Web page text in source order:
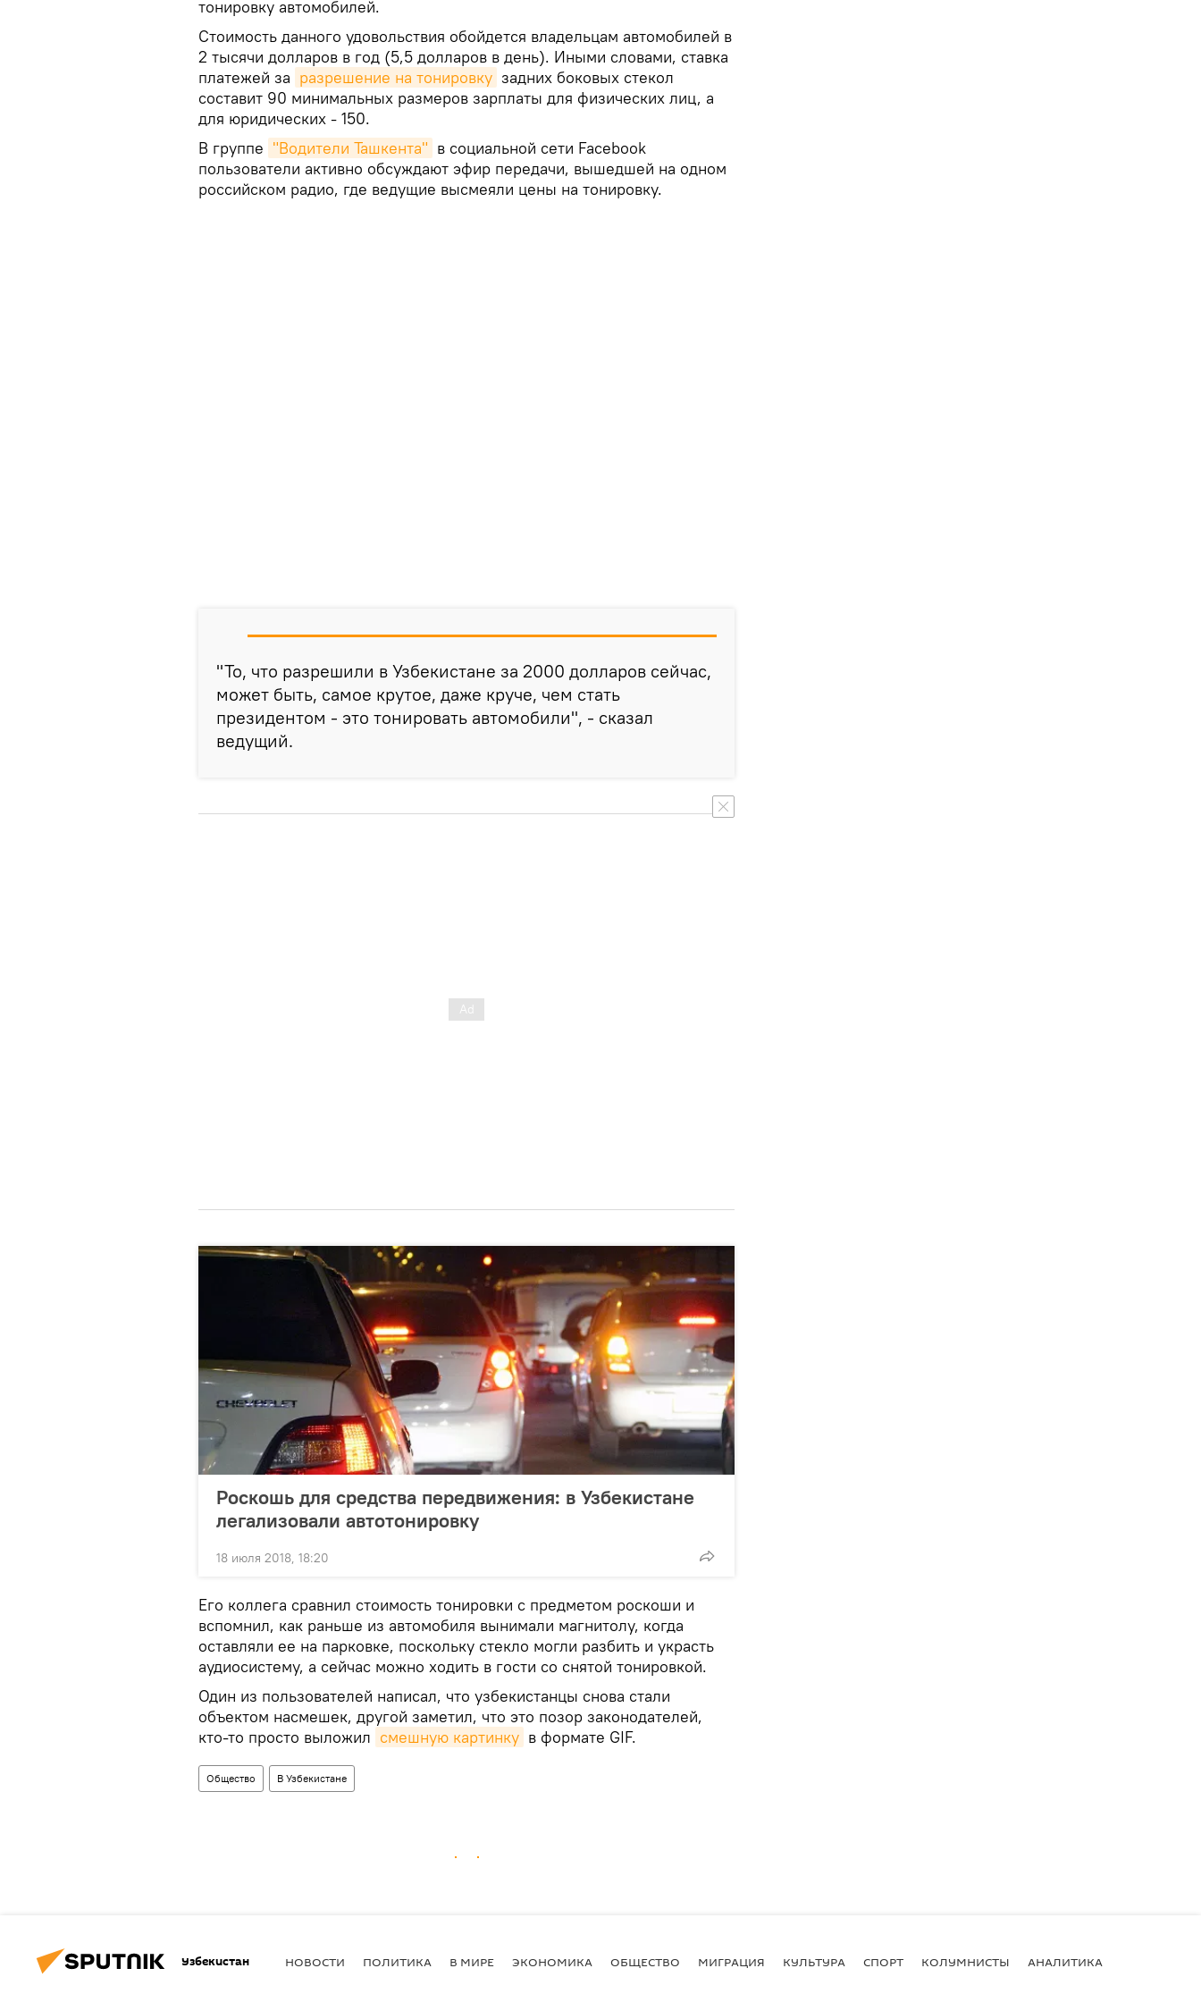
тонировку автомобилей.
Стоимость данного удовольствия обойдется владельцам автомобилей в
2 тысячи долларов в год (5,5 долларов в день). Иными словами, ставка
платежей за разрешение на тонировку задних боковых стекол
составит 90 минимальных размеров зарплаты для физических лиц, а
для юридических - 150.
В группе "Водители Ташкента" в социальной сети Facebook
пользователи активно обсуждают эфир передачи, вышедшей на одном
российском радио, где ведущие высмеяли цены на тонировку.
"То, что разрешили в Узбекистане за 2000 долларов сейчас,
может быть, самое крутое, даже круче, чем стать
президентом - это тонировать автомобили", - сказал
ведущий.
Роскошь для средства передвижения: в Узбекистане
легализовали автотонировку
18 июля 2018, 18:20
Его коллега сравнил стоимость тонировки с предметом роскоши и
вспомнил, как раньше из автомобиля вынимали магнитолу, когда
оставляли ее на парковке, поскольку стекло могли разбить и украсть
аудиосистему, а сейчас можно ходить в гости со снятой тонировкой.
Один из пользователей написал, что узбекистанцы снова стали
объектом насмешек, другой заметил, что это позор законодателей,
кто-то просто выложил смешную картинку в формате GIF.
Общество В Узбекистане
Узбекистан НОВОСТИ ПОЛИТИКА В МИРЕ ЭКОНОМИКА ОБЩЕСТВО МИГРАЦИЯ КУЛЬТУРА СПОРТ КОЛУМНИСТЫ АНАЛИТИКА